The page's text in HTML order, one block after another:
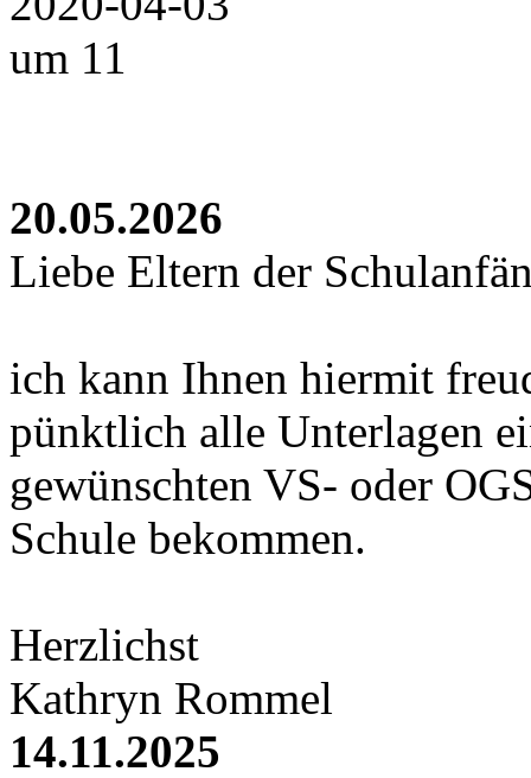
20.05.2026
Liebe Eltern der
ich kann Ihnen hiermit
pünktlich alle Unterlagen
gewünschten VS- oder
Schule bekommen.
Herzlichst
Kathryn Rommel
14.11.2025